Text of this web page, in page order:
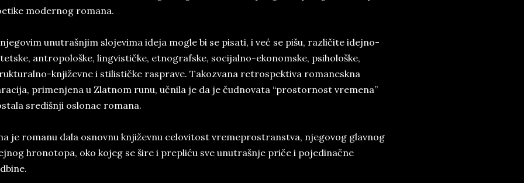
modernog romana.
unutrašnjim slojevima ideja mogle bi se pisati, i već se pišu, različite idejno-
antropološke, lingvističke, etnografske, socijalno-ekonomske, psihološke,
književne i stilističke rasprave. Takozvana retrospektiva romaneskna
primenjena u Zlatnom runu, učnila je da je čudnovata “prostornost vremena”
središnji oslonac romana.
je romanu dala osnovnu književnu celovitost vremeprostranstva, njegovog glavnog
hronotopa, oko kojeg se šire i prepliću sve unutrašnje priče i pojedinačne